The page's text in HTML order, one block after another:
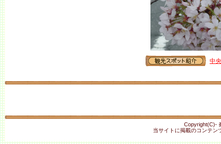
中
Copyright(C)-
当サイトに掲載のコンテン